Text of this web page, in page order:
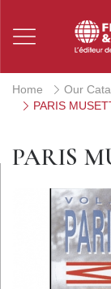
Home Our
PARIS
PARIS